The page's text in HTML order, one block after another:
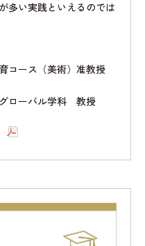
多い実践といえるのでは
コース（美術）准教授
ローバル学科 教授